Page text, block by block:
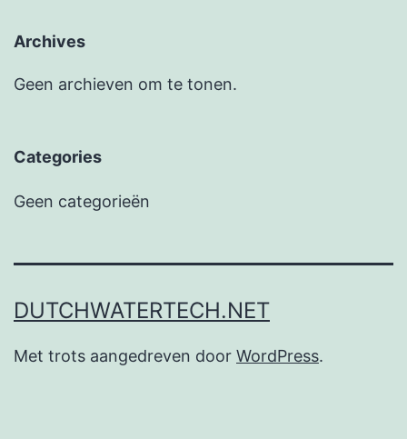
Archives
Geen archieven om te tonen.
Categories
Geen categorieën
DUTCHWATERTECH.NET
Met trots aangedreven door WordPress.